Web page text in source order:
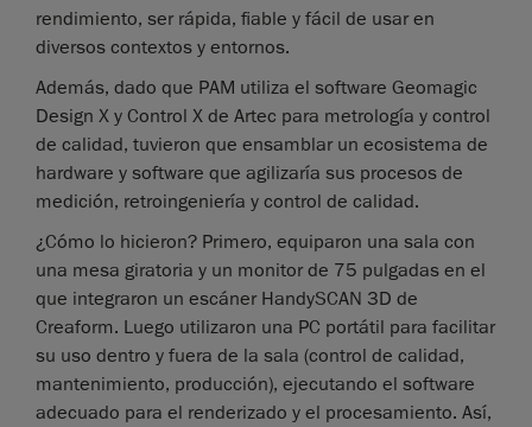
rendimiento, ser rápida, fiable y fácil de usar en
diversos contextos y entornos.
Además, dado que PAM utiliza el software Geomagic
Design X y Control X de Artec para metrología y control
de calidad, tuvieron que ensamblar un ecosistema de
hardware y software que agilizaría sus procesos de
medición, retroingeniería y control de calidad.
¿Cómo lo hicieron? Primero, equiparon una sala con
una mesa giratoria y un monitor de 75 pulgadas en el
que integraron un escáner HandySCAN 3D de
Creaform. Luego utilizaron una PC portátil para facilitar
su uso dentro y fuera de la sala (control de calidad,
mantenimiento, producción), ejecutando el software
adecuado para el renderizado y el procesamiento. Así,